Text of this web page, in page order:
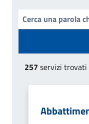
257 servizi trovati